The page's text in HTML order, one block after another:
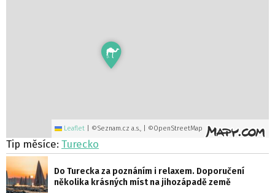
Leaflet ©Seznam.cz a.s., | ©OpenStreetMap
Tip měsíce: Turecko
Do Turecka za poznáním i relaxem. Doporučení
několika krásných míst na jihozápadě země